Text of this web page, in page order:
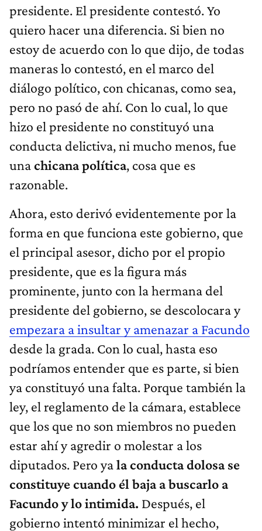
presidente. El presidente contestó. Yo
quiero hacer una diferencia. Si bien no
estoy de acuerdo con lo que dijo, de todas
maneras lo contestó, en el marco del
diálogo político, con chicanas, como sea,
pero no pasó de ahí. Con lo cual, lo que
hizo el presidente no constituyó una
conducta delictiva, ni mucho menos, fue
unachicana política, cosa que es
razonable.
Ahora, esto derivó evidentemente por la
forma en que funciona este gobierno, que
el principal asesor, dicho por el propio
presidente, que es la figura más
prominente, junto con la hermana del
presidente del gobierno, se descolocara y
empezara a insultar y amenazar a Facundo
desde la grada. Con lo cual, hasta eso
podríamos entender que es parte, si bien
ya constituyó una falta. Porque también la
ley, el reglamento de la cámara, establece
que los que no son miembros no pueden
estar ahí y agredir o molestar a los
diputados. Pero yala conducta dolosa se
constituye cuando él baja a buscarlo a
Facundo y lo intimida. Después, el
gobierno intentó minimizar el hecho,